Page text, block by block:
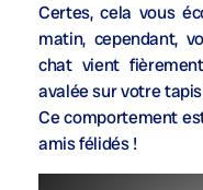
Certes, cela vous
matin, cependant,
chat vient
avalée sur votre
Ce comportement
amis félidés !